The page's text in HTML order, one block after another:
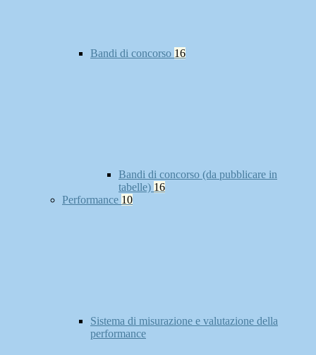
Bandi di concorso 16
Bandi di concorso (da pubblicare in
tabelle) 16
Performance 10
Sistema di misurazione e valutazione della
performance